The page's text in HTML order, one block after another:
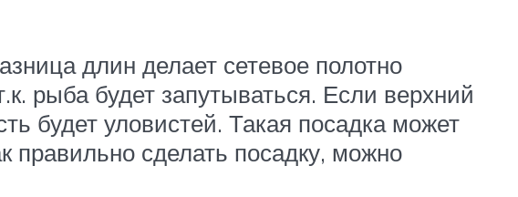
длин делает сетевое полотно
рыба будет запутываться. Если верхний
будет уловистей. Такая посадка может
правильно сделать посадку, можно